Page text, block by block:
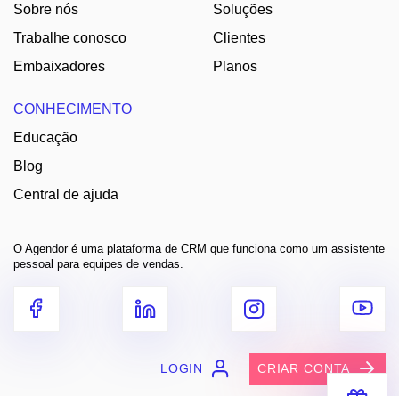
Sobre nós
Trabalhe conosco
Embaixadores
Soluções
Clientes
Planos
CONHECIMENTO
Educação
Blog
Central de ajuda
O Agendor é uma plataforma de CRM que funciona como um assistente
pessoal para equipes de vendas.
LOGIN CRIAR CONTA